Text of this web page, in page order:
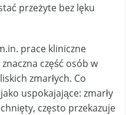
przeżyte bez lęku
prace kliniczne
część osób w
zmarłych. Co
uspokajające: zmarły
często przekazuje